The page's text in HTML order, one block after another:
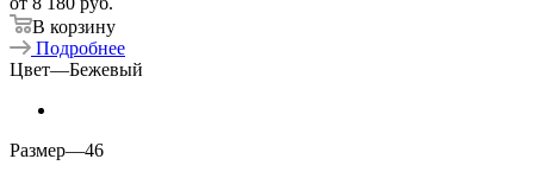
В корзину
Подробнее
Цвет—Бежевый
Размер—46